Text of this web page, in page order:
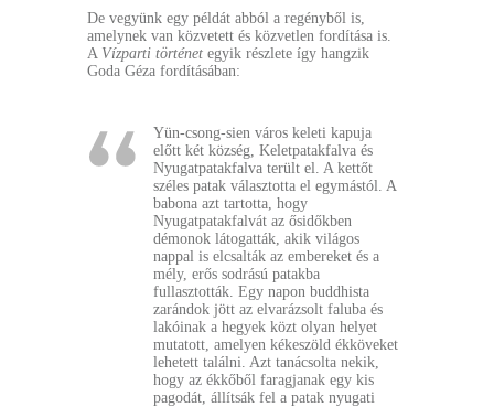
De vegyünk egy példát abból a regényből is,
amelynek van közvetett és közvetlen fordítása is.
A Vízparti történet egyik részlete így hangzik
Goda Géza fordításában:
Yün-csong-sien város keleti kapuja
előtt két község, Keletpatakfalva és
Nyugatpatakfalva terült el. A kettőt
széles patak választotta el egymástól. A
babona azt tartotta, hogy
Nyugatpatakfalvát az ősidőkben
démonok látogatták, akik világos
nappal is elcsalták az embereket és a
mély, erős sodrású patakba
fullasztották. Egy napon buddhista
zarándok jött az elvarázsolt faluba és
lakóinak a hegyek közt olyan helyet
mutatott, amelyen kékeszöld ékköveket
lehetett találni. Azt tanácsolta nekik,
hogy az ékkőből faragjanak egy kis
pagodát, állítsák fel a patak nyugati